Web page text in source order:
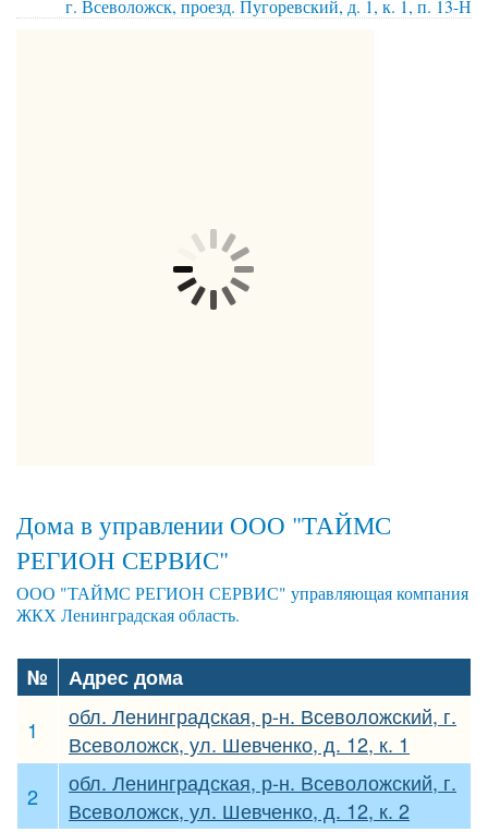
г. Всеволожск, проезд. Пугоревский, д. 1, к. 1, п. 13-Н
Дома в управлении ООО "ТАЙМС
РЕГИОН СЕРВИС"
ООО "ТАЙМС РЕГИОН СЕРВИС" управляющая компания
ЖКХ Ленинградская область.
№
Адрес дома
1
обл. Ленинградская, р-н. Всеволожский, г.
Всеволожск, ул. Шевченко, д. 12, к. 1
2
обл. Ленинградская, р-н. Всеволожский, г.
Всеволожск, ул. Шевченко, д. 12, к. 2